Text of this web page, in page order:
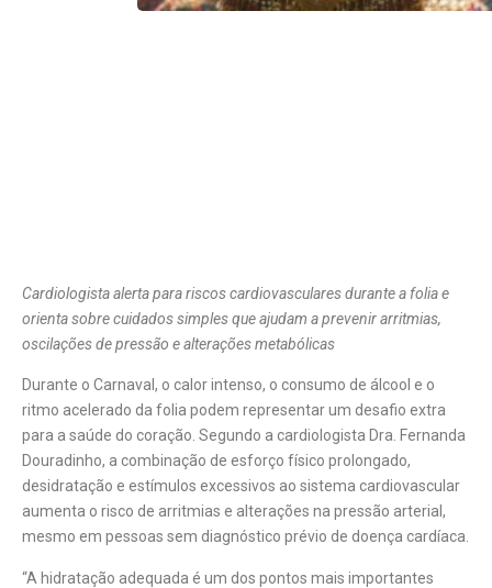
Cardiologista alerta para riscos cardiovasculares durante a folia e
orienta sobre cuidados simples que ajudam a prevenir arritmias,
oscilações de pressão e alterações metabólicas
Durante o Carnaval, o calor intenso, o consumo de álcool e o
ritmo acelerado da folia podem representar um desafio extra
para a saúde do coração. Segundo a cardiologista Dra. Fernanda
Douradinho, a combinação de esforço físico prolongado,
desidratação e estímulos excessivos ao sistema cardiovascular
aumenta o risco de arritmias e alterações na pressão arterial,
mesmo em pessoas sem diagnóstico prévio de doença cardíaca.
“A hidratação adequada é um dos pontos mais importantes